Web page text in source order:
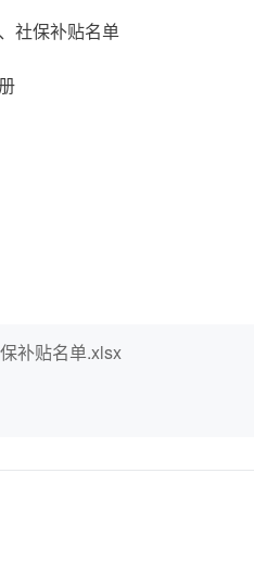
社保补贴名单
补贴名单.xlsx